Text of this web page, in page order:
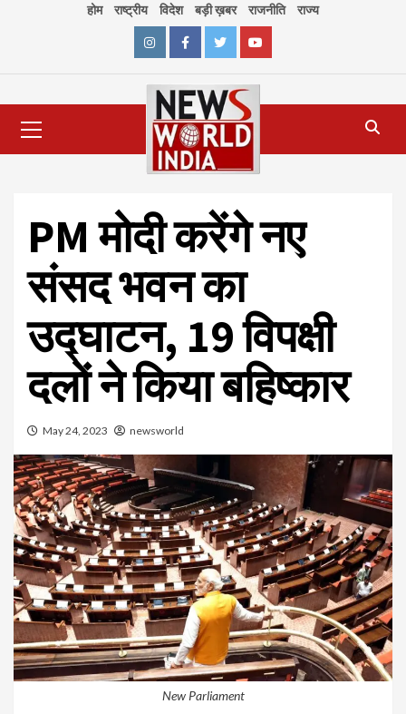
होम राष्ट्रीय विदेश बड़ी ख़बर राजनीति राज्य
InstagramFacebookTwitterYoutube
Menu
PM मोदी करेंगे नए
संसद भवन का
उद्घाटन, 19 विपक्षी
दलों ने किया बहिष्कार
May 24, 2023 newsworld
New Parliament